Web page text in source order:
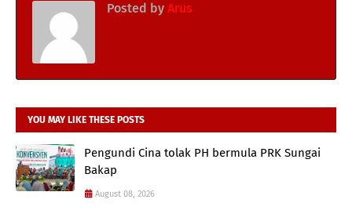
Posted by Arus
YOU MAY LIKE THESE POSTS
Pengundi Cina tolak PH bermula PRK Sungai
Bakap
August 08, 2026